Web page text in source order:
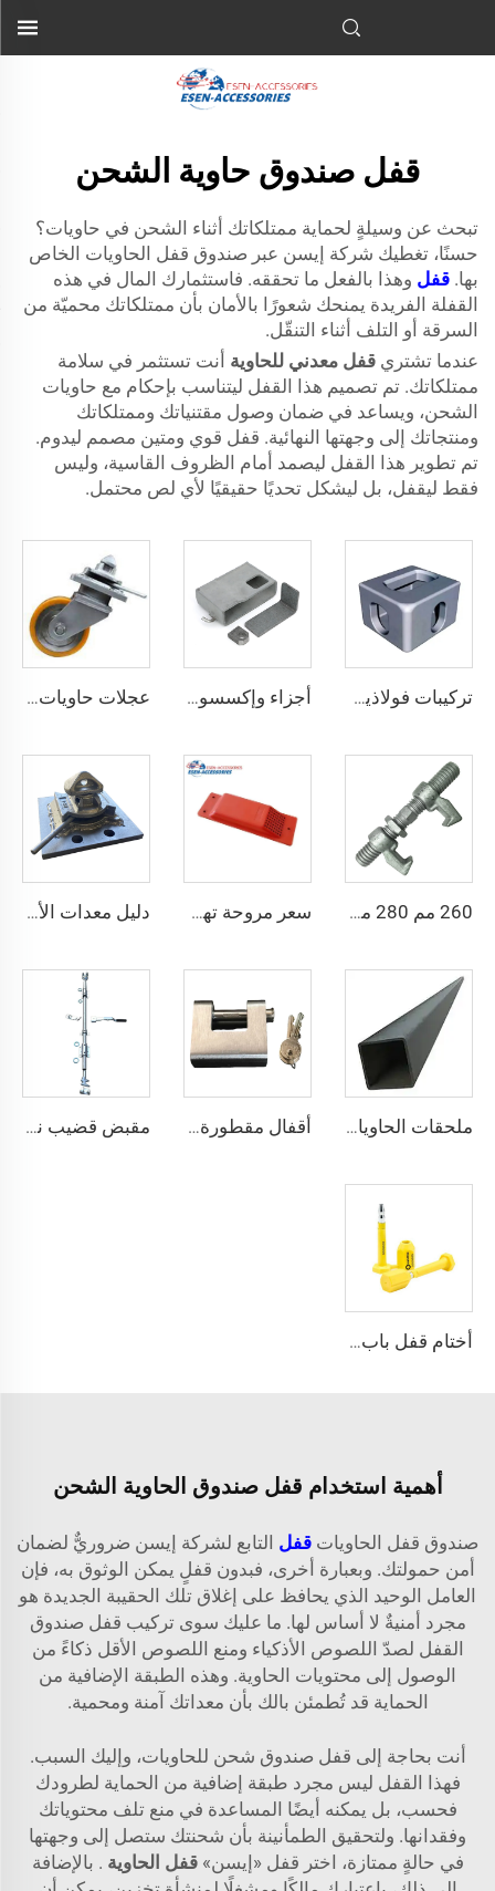
قفل صندوق حاوية الشحن
تبحث عن وسيلةٍ لحماية ممتلكاتك أثناء الشحن في حاويات؟
حسنًا، تغطيك شركة إيسن عبر صندوق قفل الحاويات الخاص
بها. قفل وهذا بالفعل ما تحققه. فاستثمارك المال في هذه
القفلة الفريدة يمنحك شعورًا بالأمان بأن ممتلكاتك محميّة من
السرقة أو التلف أثناء التنقّل.
عندما تشتري قفل معدني للحاوية أنت تستثمر في سلامة
ممتلكاتك. تم تصميم هذا القفل ليتناسب بإحكام مع حاويات
الشحن، ويساعد في ضمان وصول مقتنياتك وممتلكاتك
ومنتجاتك إلى وجهتها النهائية. قفل قوي ومتين مصمم ليدوم.
تم تطوير هذا القفل ليصمد أمام الظروف القاسية، وليس
فقط ليقفل، بل ليشكل تحديًا حقيقيًا لأي لص محتمل.
تركيبات فولاذية ISO 1161 أجزاء زاوية لحاويات الشحن تركيبات الحاويات قطع غيار الحاويات صب زوايا الحاويات الخاصة للبيع أجزاء وإكسسوارات الحاويات صندوق قفل حاوية الشحن للبيع عجلات حاويات الشحن ISO عجلات نقل شديدة التحمل بوزن 3 أطنان
260 مم 280 مم حجم مخصص معتمد من DNV GL مواد ربط حاوية شحن تركيب الجسر سعر مروحة تهوية الحاويات مروحة عادم حاويات الشحن دليل معدات الأمان الخاصة بربط الحاويات ISO قفل التواء داخلي قفل التواء ذيل السنونو
ملحقات الحاويات البحرية عالية الجودة، أنبوب مربع من الفولاذ، سكة جانبية علوية أقفال مقطورة حاويات الشحن البحري شديدة التحمل من Squire، أقفال أمان عالية الأمان، مقاس قفل للحاويات مقبض قضيب نظام قفل الباب مع مثبت قضيب قفل حاوية شحن البضائع الجافة
أختام قفل باب بلاستيكي لحاويات الشحن القريبة مني، مزودة بمسامير أمان عالية الجودة ISO 17712 لشاحنات المقطورات العالية
أهمية استخدام قفل صندوق الحاوية الشحن
صندوق قفل الحاويات قفل التابع لشركة إيسن ضروريٌّ لضمان
أمن حمولتك. وبعبارة أخرى، فبدون قفلٍ يمكن الوثوق به، فإن
العامل الوحيد الذي يحافظ على إغلاق تلك الحقيبة الجديدة هو
مجرد أمنيةٌ لا أساس لها. ما عليك سوى تركيب قفل صندوق
القفل لصدّ اللصوص الأذكياء ومنع اللصوص الأقل ذكاءً من
الوصول إلى محتويات الحاوية. وهذه الطبقة الإضافية من
الحماية قد تُطمئن بالك بأن معداتك آمنة ومحمية.
أنت بحاجة إلى قفل صندوق شحن للحاويات، وإليك السبب.
فهذا القفل ليس مجرد طبقة إضافية من الحماية لطرودك
فحسب، بل يمكنه أيضًا المساعدة في منع تلف محتوياتك
وفقدانها. ولتحقيق الطمأنينة بأن شحنتك ستصل إلى وجهتها
في حالةٍ ممتازة، اختر قفل «إيسن»قفل الحاوية . بالإضافة